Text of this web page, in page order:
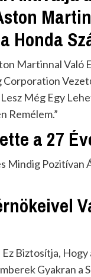
Honda
Martinnal
Corporation
Még Egy
Remélem.”
a 27
Mindig
Ez Biztosítja,
Gyakran a